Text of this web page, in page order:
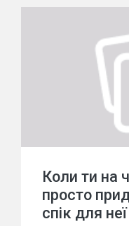
Коли ти на
просто
спік для неї